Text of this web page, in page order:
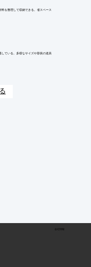
を整理して収納できる。省スペース
ている。多様なサイズや形状の道具
会社情報